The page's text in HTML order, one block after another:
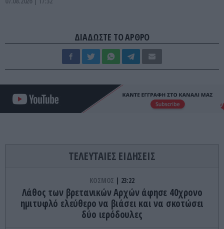
ΔΙΑΔΩΣΤΕ ΤΟ ΑΡΘΡΟ
ΤΕΛΕΥΤΑΙΕΣ ΕΙΔΗΣΕΙΣ
ΚΟΣΜΟΣ 23:22
Λάθος των βρετανικών Αρχών άφησε 40χρονο
ημιτυφλό ελεύθερο να βιάσει και να σκοτώσει
δύο ιερόδουλες